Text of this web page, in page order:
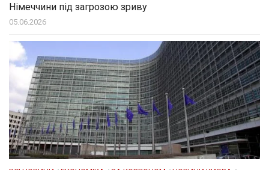
Німеччини під загрозою зриву
05.06.2026